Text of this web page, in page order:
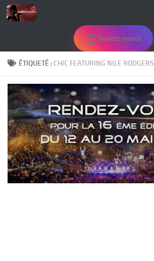
Skip to content
Suivez-nous
ÉTIQUETÉ : CHIC FEATURING NILE RODGERS